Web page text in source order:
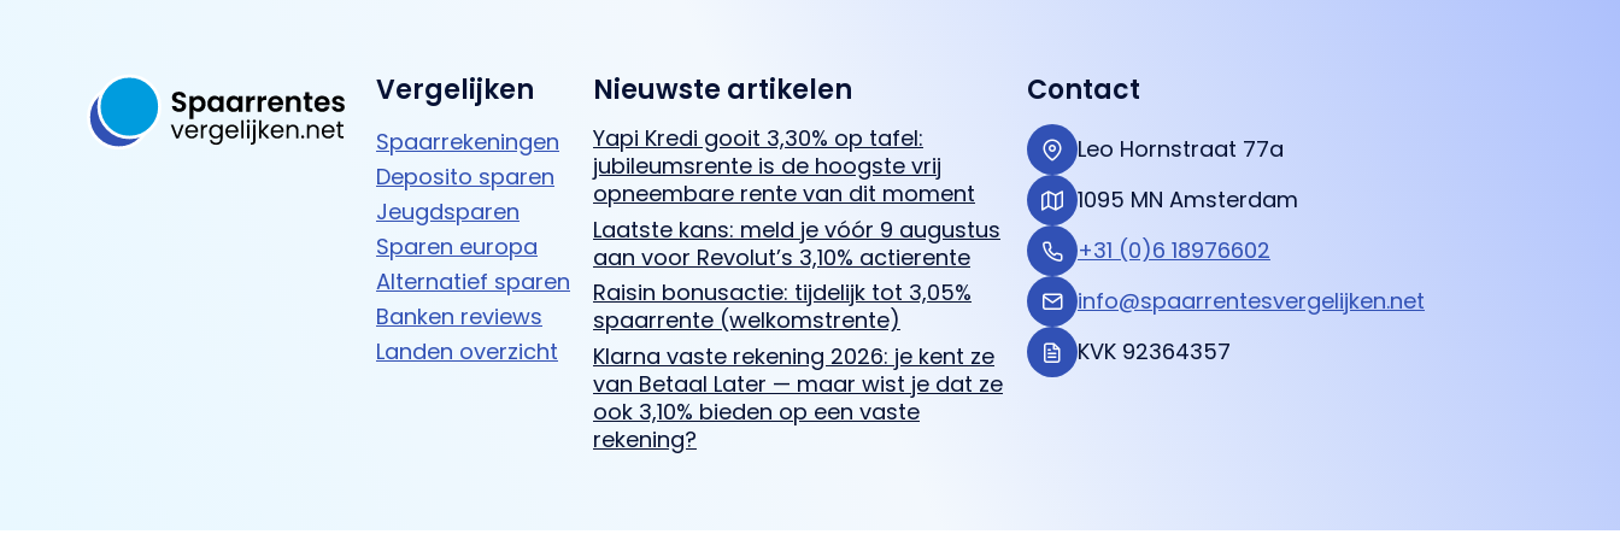
Vergelijken
Spaarrekeningen
Deposito sparen
Jeugdsparen
Sparen europa
Alternatief sparen
Banken reviews
Landen overzicht
Nieuwste artikelen
Yapi Kredi gooit 3,30% op tafel:
jubileumsrente is de hoogste vrij
opneembare rente van dit moment
Laatste kans: meld je vóór 9 augustus
aan voor Revolut’s 3,10% actierente
Raisin bonusactie: tijdelijk tot 3,05%
spaarrente (welkomstrente)
Klarna vaste rekening 2026: je kent ze
van Betaal Later — maar wist je dat ze
ook 3,10% bieden op een vaste
rekening?
Contact
Leo Hornstraat 77a
1095 MN Amsterdam
+31 (0)6 18976602
info@spaarrentesvergelijken.net
KVK 92364357